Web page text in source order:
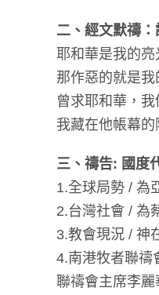
二、經文默禱：
耶和華是我的
那作惡的就是
曾求耶和華，
我藏在他帳幕
三、禱告: 國度
1.全球局勢 / 為
2.台灣社會 / 為
3.教會現況 / 神
4.南港牧者聯禱
聯禱會主席李